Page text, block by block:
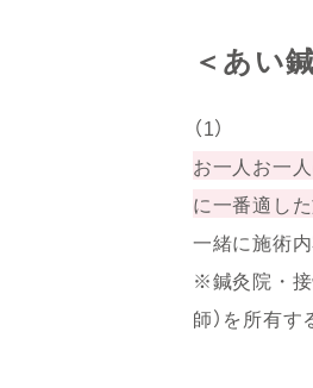
＜あい
（1）
お一人お一
に一番適し
一緒に施術
※鍼灸院・接
師）を所有す